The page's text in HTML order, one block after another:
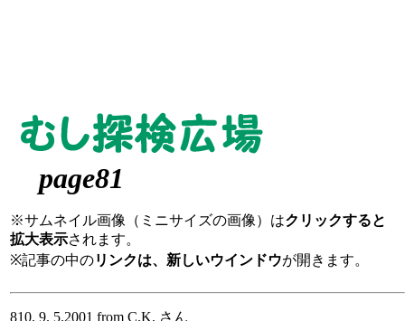
page81
※サムネイル画像（ミニサイズの画像）はクリックすると
拡大表示されます。
※記事の中のリンクは、新しいウインドウが開きます。
810. 9. 5.2001 from C.K. さん